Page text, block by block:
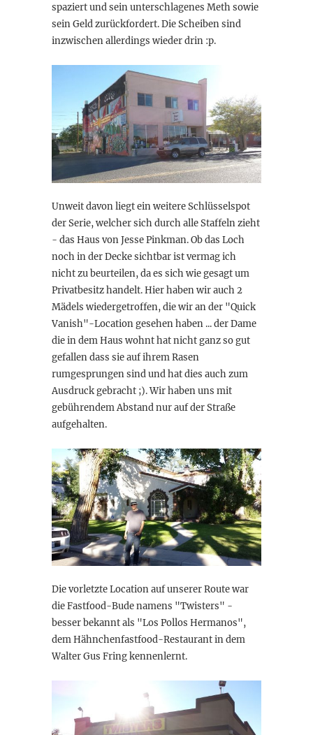
spaziert und sein unterschlagenes Meth sowie
sein Geld zurückfordert. Die Scheiben sind
inzwischen allerdings wieder drin :p.
Unweit davon liegt ein weitere Schlüsselspot
der Serie, welcher sich durch alle Staffeln zieht
- das Haus von Jesse Pinkman. Ob das Loch
noch in der Decke sichtbar ist vermag ich
nicht zu beurteilen, da es sich wie gesagt um
Privatbesitz handelt. Hier haben wir auch 2
Mädels wiedergetroffen, die wir an der "Quick
Vanish"-Location gesehen haben ... der Dame
die in dem Haus wohnt hat nicht ganz so gut
gefallen dass sie auf ihrem Rasen
rumgesprungen sind und hat dies auch zum
Ausdruck gebracht ;). Wir haben uns mit
gebührendem Abstand nur auf der Straße
aufgehalten.
Die vorletzte Location auf unserer Route war
die Fastfood-Bude namens "Twisters" -
besser bekannt als "Los Pollos Hermanos",
dem Hähnchenfastfood-Restaurant in dem
Walter Gus Fring kennenlernt.